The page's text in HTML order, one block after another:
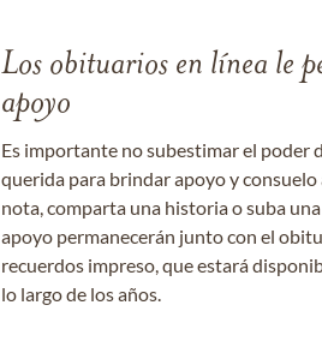
Los obituarios en línea le
apoyo
Es importante no subestimar el poder
querida para brindar apoyo y
nota, comparta una historia o suba
apoyo permanecerán junto con el
recuerdos impreso, que estará
lo largo de los años.